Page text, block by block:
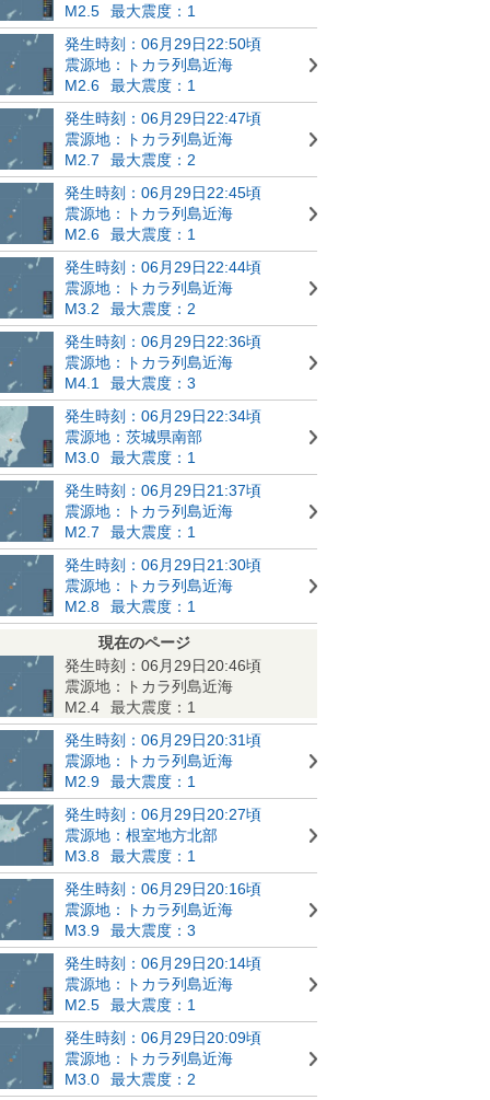
M2.5
最大震度：1
発生時刻：06月29日22:50頃
震源地：トカラ列島近海
M2.6
最大震度：1
発生時刻：06月29日22:47頃
震源地：トカラ列島近海
M2.7
最大震度：2
発生時刻：06月29日22:45頃
震源地：トカラ列島近海
M2.6
最大震度：1
発生時刻：06月29日22:44頃
震源地：トカラ列島近海
M3.2
最大震度：2
発生時刻：06月29日22:36頃
震源地：トカラ列島近海
M4.1
最大震度：3
発生時刻：06月29日22:34頃
震源地：茨城県南部
M3.0
最大震度：1
発生時刻：06月29日21:37頃
震源地：トカラ列島近海
M2.7
最大震度：1
発生時刻：06月29日21:30頃
震源地：トカラ列島近海
M2.8
最大震度：1
現在のページ
発生時刻：06月29日20:46頃
震源地：トカラ列島近海
M2.4
最大震度：1
発生時刻：06月29日20:31頃
震源地：トカラ列島近海
M2.9
最大震度：1
発生時刻：06月29日20:27頃
震源地：根室地方北部
M3.8
最大震度：1
発生時刻：06月29日20:16頃
震源地：トカラ列島近海
M3.9
最大震度：3
発生時刻：06月29日20:14頃
震源地：トカラ列島近海
M2.5
最大震度：1
発生時刻：06月29日20:09頃
震源地：トカラ列島近海
M3.0
最大震度：2